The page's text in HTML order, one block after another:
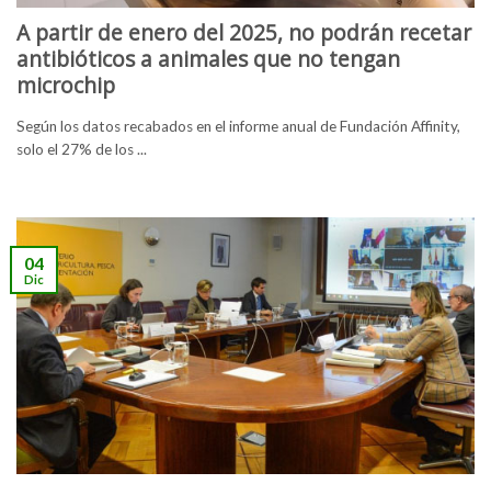
A partir de enero del 2025, no podrán recetar
antibióticos a animales que no tengan
microchip
Según los datos recabados en el informe anual de Fundación Affinity,
solo el 27% de los ...
04
Dic